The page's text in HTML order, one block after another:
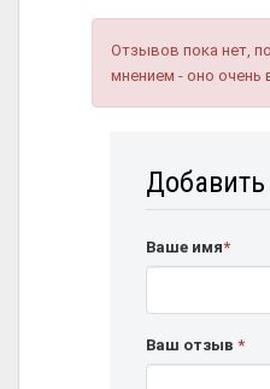
Отзывов пока нет,
мнением - оно очень
Ваше имя*
Ваш отзыв *